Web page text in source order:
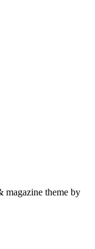
magazine theme by